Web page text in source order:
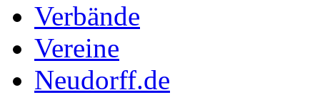
Verbände
Vereine
Neudorff.de